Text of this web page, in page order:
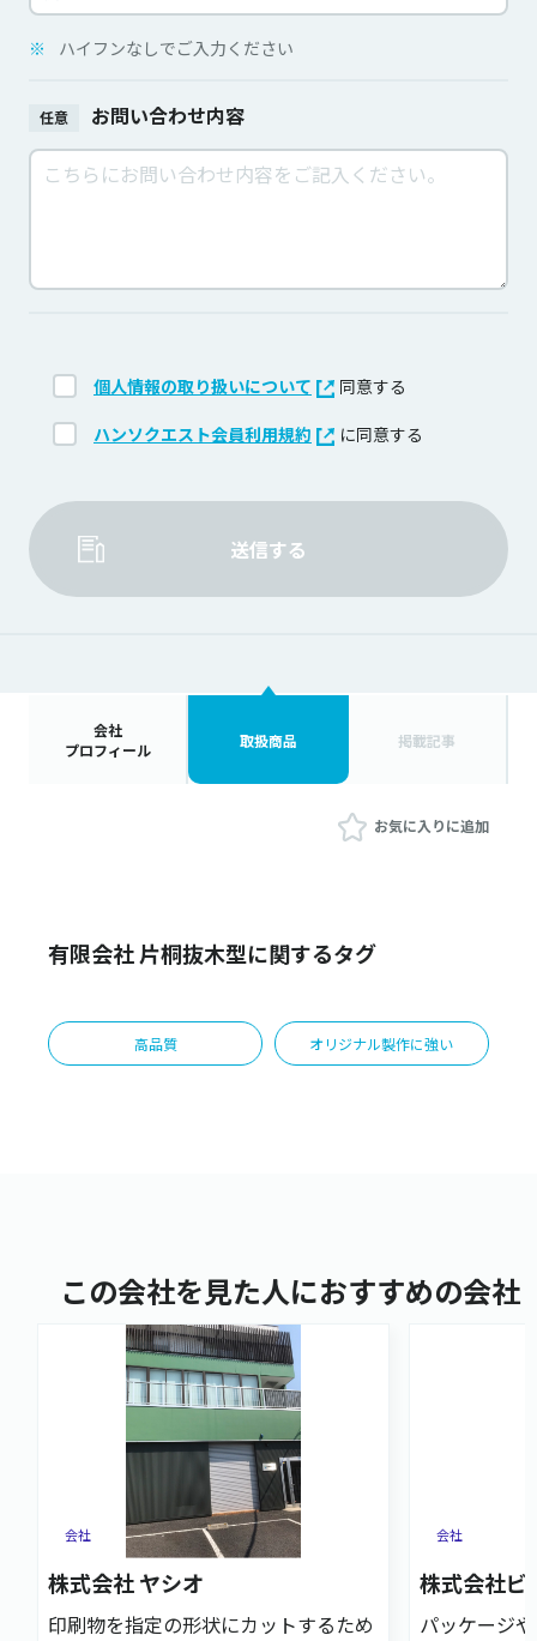
※ ハイフンなしでご入力ください
任意 お問い合わせ内容
個人情報の取り扱いについて 同意する
ハンソクエスト会員利用規約 に同意する
送信する
会社
プロフィール
取扱商品 掲載記事
お気に入りに追加
有限会社 片桐抜木型に関するタグ
高品質 オリジナル製作に強い
この会社を見た人におすすめの会社
株式会社 ヤシオ
印刷物を指定の形状にカットするため
会社
株式会社ビ
パッケージ
会社